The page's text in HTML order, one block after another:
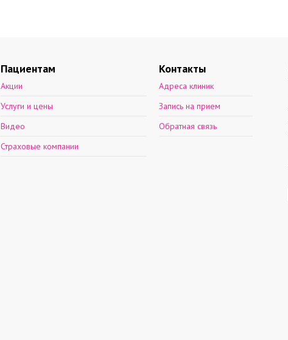
Пациентам
Акции
Услуги и цены
Видео
Страховые компании
Контакты
Адреса клиник
Запись на прием
Обратная связь